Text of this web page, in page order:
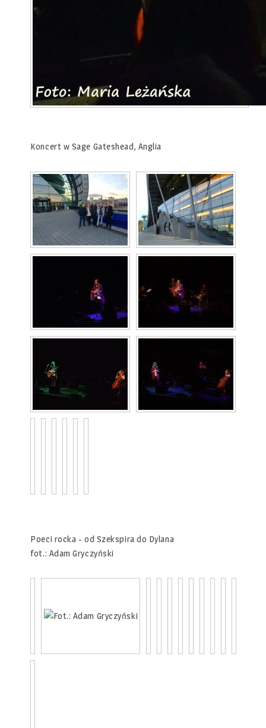
Koncert w Sage Gateshead, Anglia
Poeci rocka - od Szekspira do Dylana
fot.: Adam Gryczyński